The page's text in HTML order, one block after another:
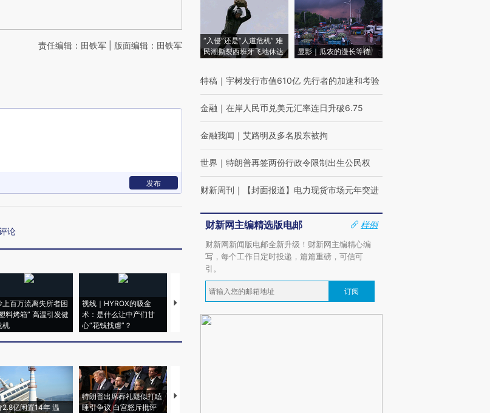
责任编辑：田铁军 | 版面编辑：田铁军
发布
论
上百万流离失所者困
料烤箱” 高温引发健
机
视线｜HYROX的吸金
术：是什么让中产们甘
心“花钱找虐”？
马航飞行员跨国走私7万
粒摇头丸 尿检体内含3种
视线｜被称为“蟑螂”的印
度Z世代 用街头抗争将教
视线｜“入侵”还是“人道危
机”？难民潮撕裂西班牙
2.8亿闲置14年 温
特朗普出席葬礼疑似打瞌
睡引争议 白宫怒斥批评
视线｜全球最热百城独占
“入侵”还是“人道危机” 难
民潮撕裂西班牙飞地休达
显影｜瓜农的漫长等待
特稿 ｜ 宇树发行市值610亿 先行者的加速和考验
金融 ｜ 在岸人民币兑美元汇率连日升破6.75
金融我闻 ｜ 艾路明及多名股东被拘
世界 ｜ 特朗普再签两份行政令限制出生公民权
财新周刊 ｜ 【封面报道】电力现货市场元年突进
财新网主编精选版电邮
样例
财新网新闻版电邮全新升级！财新网主编精心编
写，每个工作日定时投递，篇篇重磅，可信可
引。
订阅